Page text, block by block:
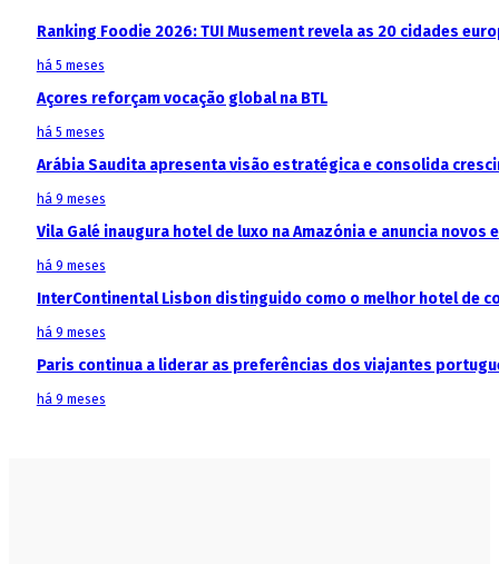
Ranking Foodie 2026: TUI Musement revela as 20 cidades
há 5 meses
Açores reforçam vocação global na BTL
há 5 meses
Arábia Saudita apresenta visão estratégica e consolida
há 9 meses
Vila Galé inaugura hotel de luxo na Amazónia e anuncia
há 9 meses
InterContinental Lisbon distinguido como o melhor hotel de
há 9 meses
Paris continua a liderar as preferências dos viajantes
há 9 meses